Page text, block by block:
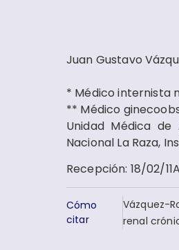
Juan Gustavo
* Médico internista
** Médico
Unidad Médica
Nacional La Raza,
Recepción: 18/02/11
Cómo
citar
Vázquez-
renal